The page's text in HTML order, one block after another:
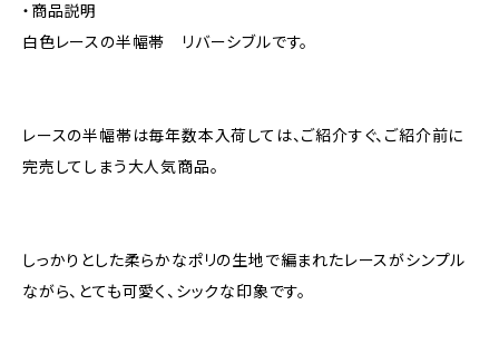
・商品説明
白色レースの半幅帯 リバーシブルです。
レースの半幅帯は毎年数本入荷しては、ご紹介すぐ、ご紹介前に
完売してしまう大人気商品。
しっかりとした柔らかなポリの生地で編まれたレースがシンプル
ながら、とても可愛く、シックな印象です。